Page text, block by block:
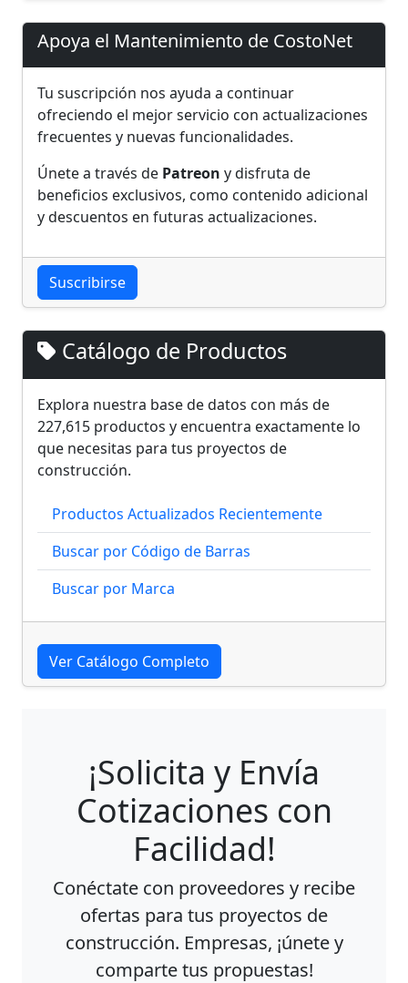
Apoya el Mantenimiento de CostoNet
Tu suscripción nos ayuda a continuar
ofreciendo el mejor servicio con actualizaciones
frecuentes y nuevas funcionalidades.
Únete a través de Patreon y disfruta de
beneficios exclusivos, como contenido adicional
y descuentos en futuras actualizaciones.
Suscribirse
Catálogo de Productos
Explora nuestra base de datos con más de
227,615 productos y encuentra exactamente lo
que necesitas para tus proyectos de
construcción.
Productos Actualizados Recientemente
Buscar por Código de Barras
Buscar por Marca
Ver Catálogo Completo
¡Solicita y Envía
Cotizaciones con
Facilidad!
Conéctate con proveedores y recibe
ofertas para tus proyectos de
construcción. Empresas, ¡únete y
comparte tus propuestas!